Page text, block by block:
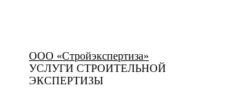
ООО «Стройэкспертиза»
УСЛУГИ СТРОИТЕЛЬНОЙ
ЭКСПЕРТИЗЫ